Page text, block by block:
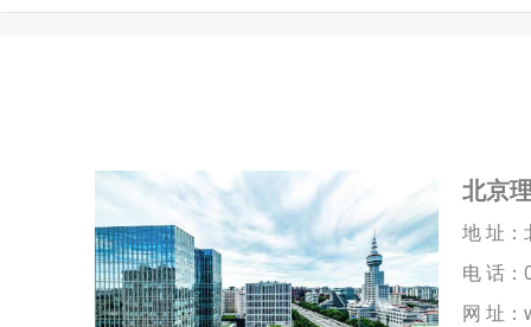
北京
地 址：
电 话：
网 址：